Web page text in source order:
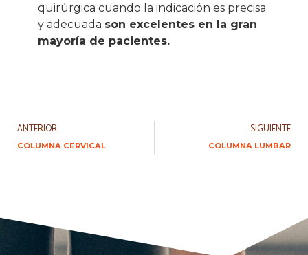
quirúrgica cuando la indicación es precisa
y adecuada son excelentes en la gran
mayoría de pacientes.
ANTERIOR
COLUMNA CERVICAL
SIGUIENTE
COLUMNA LUMBAR